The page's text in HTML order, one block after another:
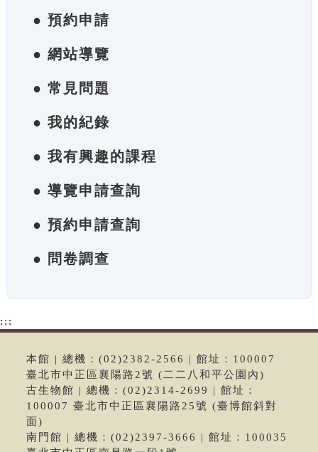
● 預約申請
● 網站導覽
● 常見問題
● 我的紀錄
● 我有興趣的課程
● 導覽申請查詢
● 預約申請查詢
● 問卷調查
:::
本館 | 總機：(02)2382-2566 | 館址：100007
臺北市中正區襄陽路2號 (二二八和平公園內)
古生物館 | 總機：(02)2314-2699 | 館址：
100007 臺北市中正區襄陽路25號 (臺博館斜對
面)
南門館 | 總機：(02)2397-3666 | 館址：100035